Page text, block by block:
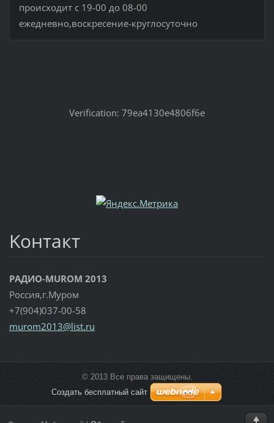
происходит с 19-00 до 08-00
ежедневно,воскресение-круглосуточно
Verification: 79ea4130e4806f6e
Koнтакт
РАДИО-MUROM 2013
Россия,г.Муром
+7(904)037-00-58
murom2013@list.ru
© 2013 Все права защищены.
Создать бесплатный сайт